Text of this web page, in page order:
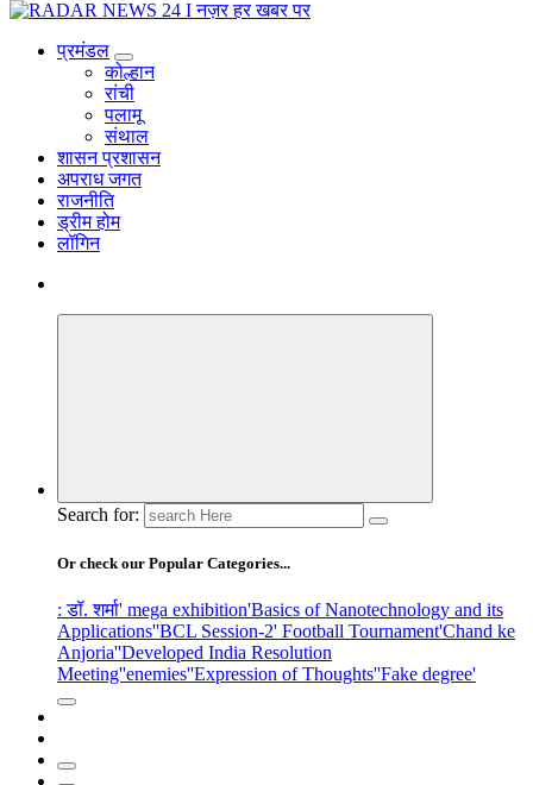
नज़र हर खबर पर
प्रमंडल
कोल्हान
रांची
पलामू
संथाल
शासन प्रशासन
अपराध जगत
राजनीति
ड्रीम होम
लॉगिन
Search for:
Or check our Popular Categories...
: डॉ. शर्मा' mega exhibition'Basics of Nanotechnology and its
Applications''BCL Session-2' Football Tournament'Chand ke
Anjoria''Developed India Resolution
Meeting''enemies''Expression of Thoughts''Fake degree'